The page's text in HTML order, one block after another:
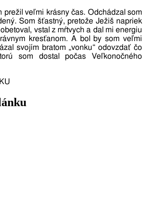
prežil veľmi krásny čas. Odchádzal som
Som šťastný, pretože Ježiš napriek
vstal z mŕtvych a dal mi energiu
kresťanom. A bol by som veľmi
svojím bratom „vonku“ odovzdať čo
som dostal počas Veľkonočného